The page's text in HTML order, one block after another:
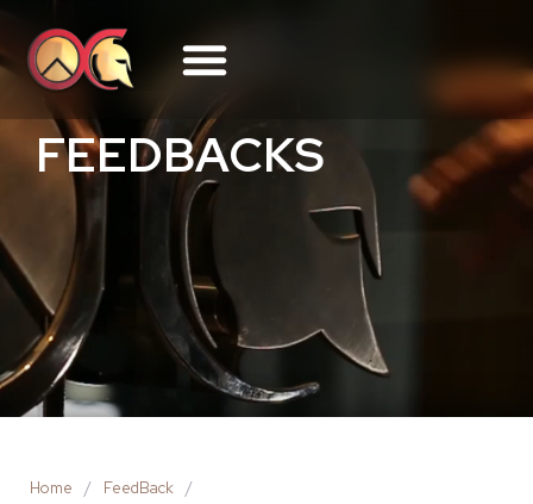
FEEDBACKS
Home / FeedBack /